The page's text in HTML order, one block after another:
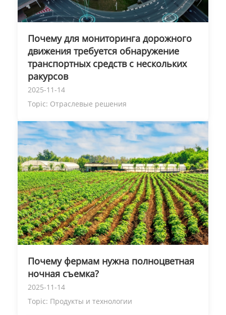
Почему для мониторинга дорожного
движения требуется обнаружение
транспортных средств с нескольких
ракурсов
2025-11-14
Topic: Отраслевые решения
Почему фермам нужна полноцветная
ночная съемка?
2025-11-14
Topic: Продукты и технологии